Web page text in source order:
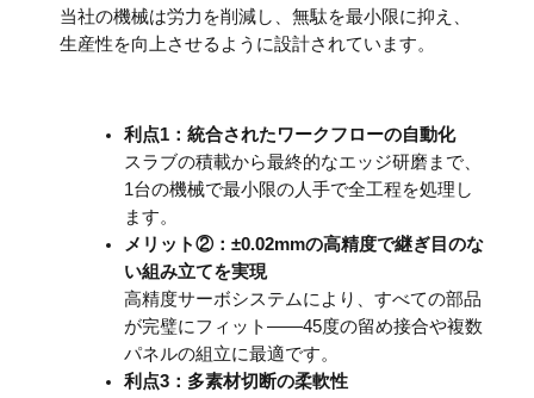
当社の機械は労力を削減し、無駄を最小限に抑え、
生産性を向上させるように設計されています。
利点1：統合されたワークフローの自動化
スラブの積載から最終的なエッジ研磨まで、
1台の機械で最小限の人手で全工程を処理し
ます。
メリット②：±0.02mmの高精度で継ぎ目のな
い組み立てを実現
高精度サーボシステムにより、すべての部品
が完璧にフィット——45度の留め接合や複数
パネルの組立に最適です。
利点3：多素材切断の柔軟性